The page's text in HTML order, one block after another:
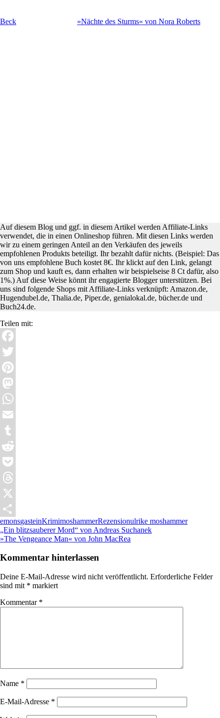
Beck »Nächte des Sturms« von Nora Roberts
Auf diesem Blog und ggf. in diesem Artikel werden Affiliate-Links
verwendet, die in einen Onlineshop führen. Mit diesen Links werden
wir zu einem geringen Anteil an den Verkäufen des jeweils
empfohlenen Produkts beteiligt. Ihr bezahlt dafür nichts. (Beispiel: Das
von uns empfohlene Buch kostet 8€. Ihr klickt auf den Link, gelangt
zum Shop und kauft es, dann erhalten wir beispielseise 8 Ct dafür, also
1%.) Auf diese Weise könnt ihr engagierte Blogger unterstützen. Bei
uns sind folgende Shops mit Affiliate-Links verknüpft: Amazon.de,
Hugendubel.de, Thalia.de, Piper.de, genialokal.de, bücher.de und
Buch24.de.
Teilen mit:
Facebook
Twitter
Pinterest
Mastodon
WhatsApp
Email
Tumblr
Reddit
Pocket
Threads
X
Teilen
emonsgasteinKrimimoshammerRezensionulrike moshammer
Beitragsnavigation
Vorheriger
Beitrag:
„Ein blitzsauberer Mord“ von Andreas Suchanek
Nächster
»The Vengeance Man« von John MacRea
Kommentar hinterlassen
Deine E-Mail-Adresse wird nicht veröffentlicht. Erforderliche Felder
sind mit * markiert
Kommentar *
Name *
E-Mail-Adresse *